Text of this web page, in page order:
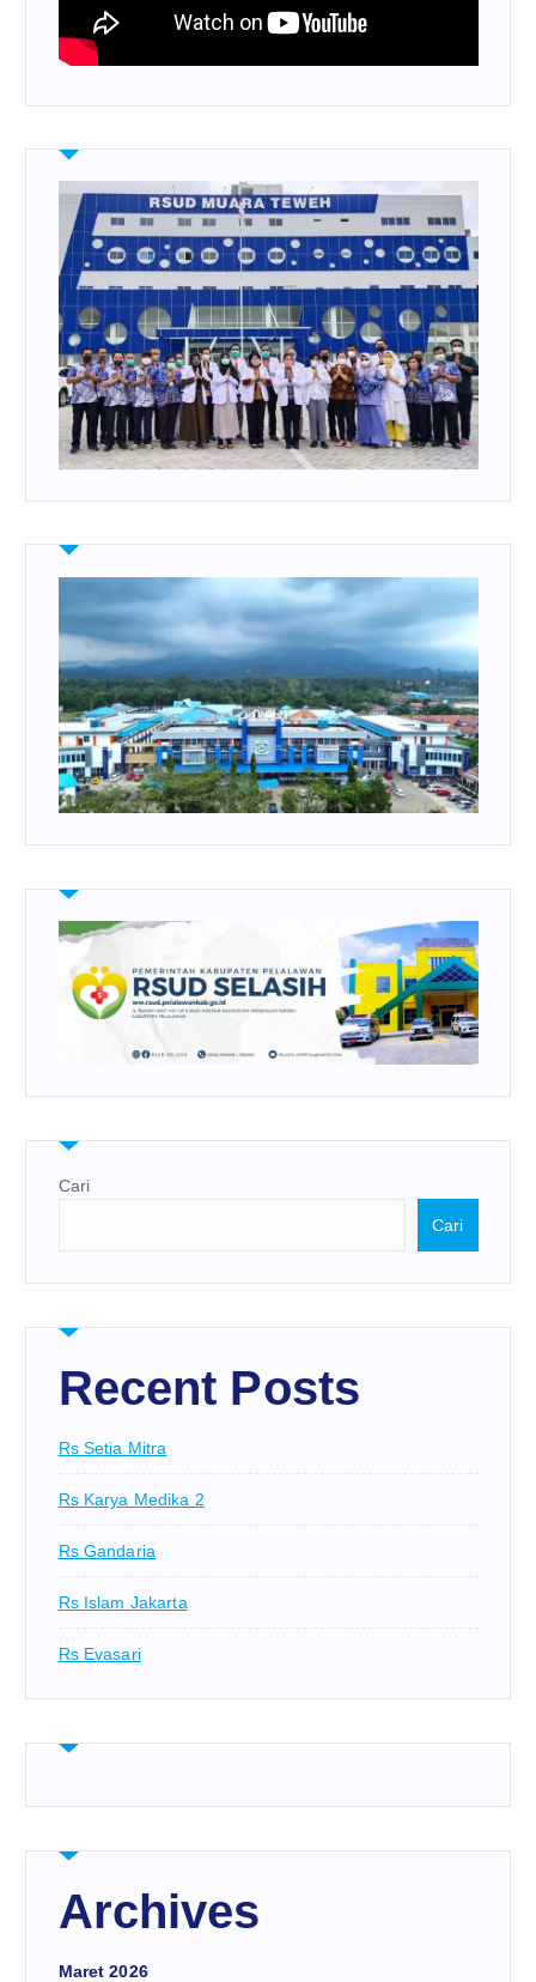
Cari
Cari
Recent Posts
Rs Setia Mitra
Rs Karya Medika 2
Rs Gandaria
Rs Islam Jakarta
Rs Evasari
Archives
Maret 2026